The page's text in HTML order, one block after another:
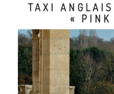
TAXI
« PINK